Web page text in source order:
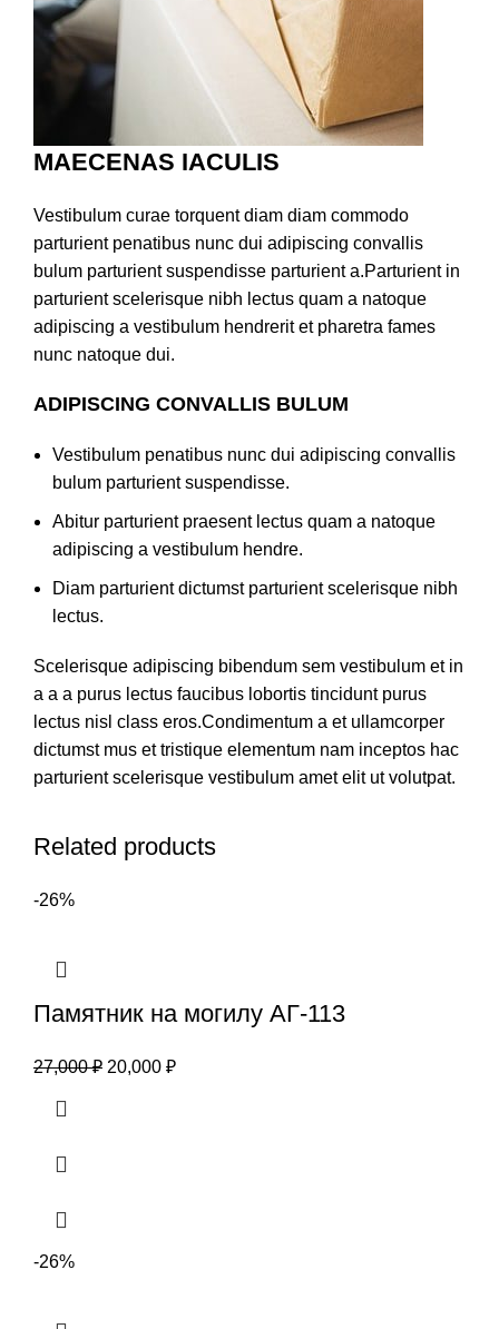
MAECENAS IACULIS
Vestibulum curae torquent diam diam commodo
parturient penatibus nunc dui adipiscing convallis
bulum parturient suspendisse parturient a.Parturient in
parturient scelerisque nibh lectus quam a natoque
adipiscing a vestibulum hendrerit et pharetra fames
nunc natoque dui.
ADIPISCING CONVALLIS BULUM
Vestibulum penatibus nunc dui adipiscing convallis
bulum parturient suspendisse.
Abitur parturient praesent lectus quam a natoque
adipiscing a vestibulum hendre.
Diam parturient dictumst parturient scelerisque nibh
lectus.
Scelerisque adipiscing bibendum sem vestibulum et in
a a a purus lectus faucibus lobortis tincidunt purus
lectus nisl class eros.Condimentum a et ullamcorper
dictumst mus et tristique elementum nam inceptos hac
parturient scelerisque vestibulum amet elit ut volutpat.
Related products
-26%
Памятник на могилу АГ-113
27,000₽ 20,000 ₽
-26%